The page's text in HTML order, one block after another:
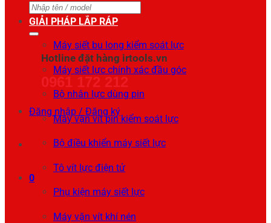
Tìm
kiếm:
Hotline đặt hàng irtools.vn
0961 172 212
Đăng nhập / Đăng ký
0
GIẢI PHÁP LẮP RÁP
Máy siết bu long kiểm soát lực
Máy siết lực chính xác đầu góc
Bộ nhân lực dùng pin
Máy vặn vít pin kiểm soát lực
Bộ điều khiển máy siết lực
Tô vít lực điện tử
Phụ kiện máy siết lực
Máy vặn vít khí nén